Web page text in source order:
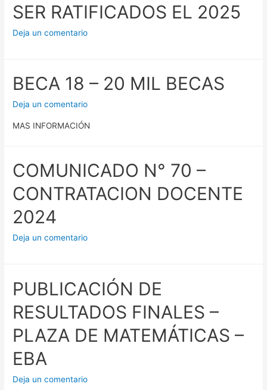
SER RATIFICADOS EL 2025
Deja un comentario
BECA 18 – 20 MIL BECAS
Deja un comentario
MAS INFORMACIÓN
COMUNICADO N° 70 –
CONTRATACION DOCENTE
2024
Deja un comentario
PUBLICACIÓN DE
RESULTADOS FINALES –
PLAZA DE MATEMÁTICAS –
EBA
Deja un comentario